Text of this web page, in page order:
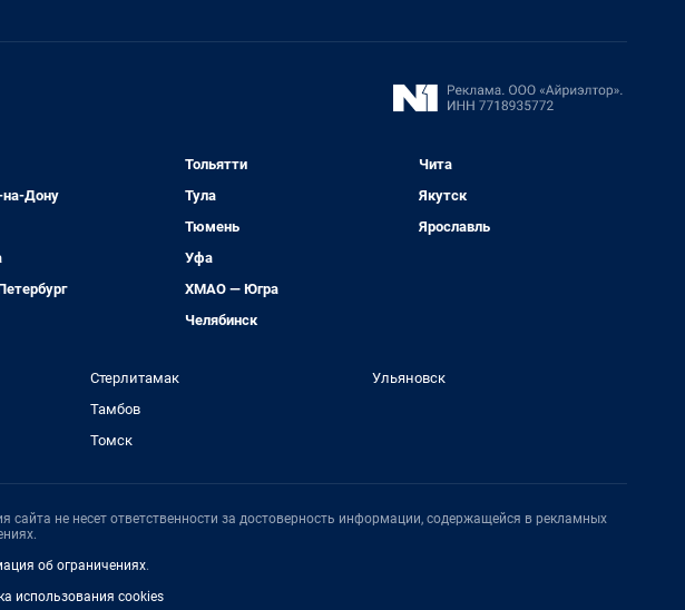
на-Дону
Тольятти
Тула
Тюмень
Уфа
ХМАО — Югра
Челябинск
Чита
Якутск
Ярославль
Стерлитамак
Тамбов
Томск
Ульяновск
сайта не несет ответственности за достоверность информации, содержащейся в рекламных
об ограничениях.
использования cookies